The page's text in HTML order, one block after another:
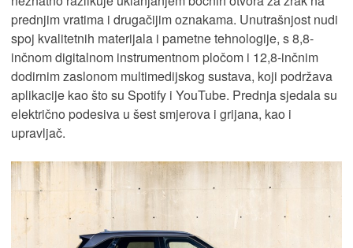
prednjim vratima i drugačijim oznakama. Unutrašnjost nudi
spoj kvalitetnih materijala i pametne tehnologije, s 8,8-
inčnom digitalnom instrumentnom pločom i 12,8-inčnim
dodirnim zaslonom multimedijskog sustava, koji podržava
aplikacije kao što su Spotify i YouTube. Prednja sjedala su
električno podesiva u šest smjerova i grijana, kao i
upravljač.